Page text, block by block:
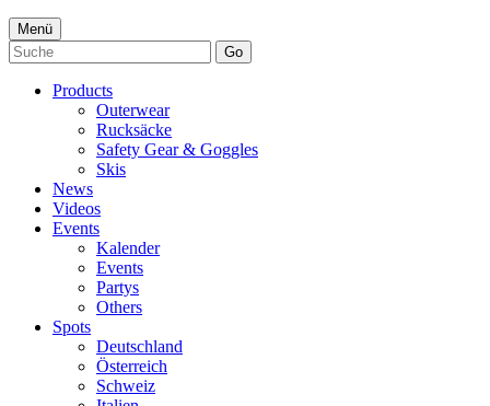
Menü
Go
Products
Outerwear
Rucksäcke
Safety Gear & Goggles
Skis
News
Videos
Events
Kalender
Events
Partys
Others
Spots
Deutschland
Österreich
Schweiz